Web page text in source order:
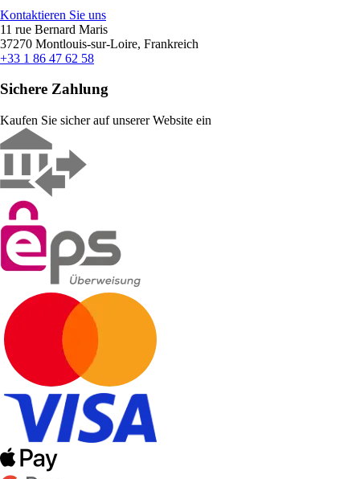
Kontaktieren Sie uns
11 rue Bernard Maris
37270 Montlouis-sur-Loire, Frankreich
+33 1 86 47 62 58
Sichere Zahlung
Kaufen Sie sicher auf unserer Website ein